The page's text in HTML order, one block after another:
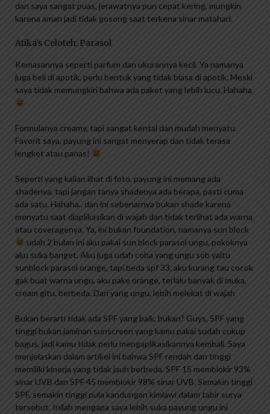
dan saya sangat puas, jerawatnya pun cepat kering, mungkin
karena aman jadi tidak gosong saat terkena sinar matahari.
Atika’s Celoteh: Parasol
Kemasannya seperti parfum dan ukurannya kecil. Ya namanya
juga beli di apotik, perlu bentuk yang tidak biasa di apotik. Meski
saya tidak memungkiri bahwa ada paket yang lebih lucu. Hahaha
Formulanya creamy, tapi sangat kental dan mudah menyatu.
Favorit saya, payung ini sangat menyerap dan tidak terasa
lengket atau panas!
Seperti yang kalian lihat di foto, payung ini memang ada
shadenya, tapi jangan tanya shadenya ada berapa, pasti cuma
ada satu. Hahaha.. dan ini sebenarnya bukan shade karena
menyatu saat diaplikasikan di wajah dan tidak terlihat ada warna
atau coveragenya. Ya, ini bukan foundation, namanya sun block
udah 2 bulan ini aku pakai sun block parasol ungu, pokoknya
aku suka banget. Aku juga udah coba yang ungu sob yaitu
sunblock parasol orange, tapi beda spf 33, aku kurang tau cocok
gak buat warna ungu, aku pake orange, terlalu banyak di muka,
cream gitu. berbeda. Dari yang ungu, lebih melekat di wajah
Bukan berarti tidak ada SPF yang baik, bukan? Guys, SPF yang
tinggi bukan jaminan sunscreen yang kamu pakai sudah cukup
bagus, jadi kamu tidak perlu mengaplikasikannya kembali. Saya
menjelaskan dalam artikel ini bahwa SPF rendah dan tinggi
memiliki kinerja yang tidak jauh berbeda. SPF 15 memblokir 93%
sinar UVB dan SPF 45 memblokir 98% sinar UVB. Semakin tinggi
SPF, semakin tinggi pula kandungan kimiawi dalam tabir surya
tersebut. Inilah mengapa saya lebih suka payung ungu ini